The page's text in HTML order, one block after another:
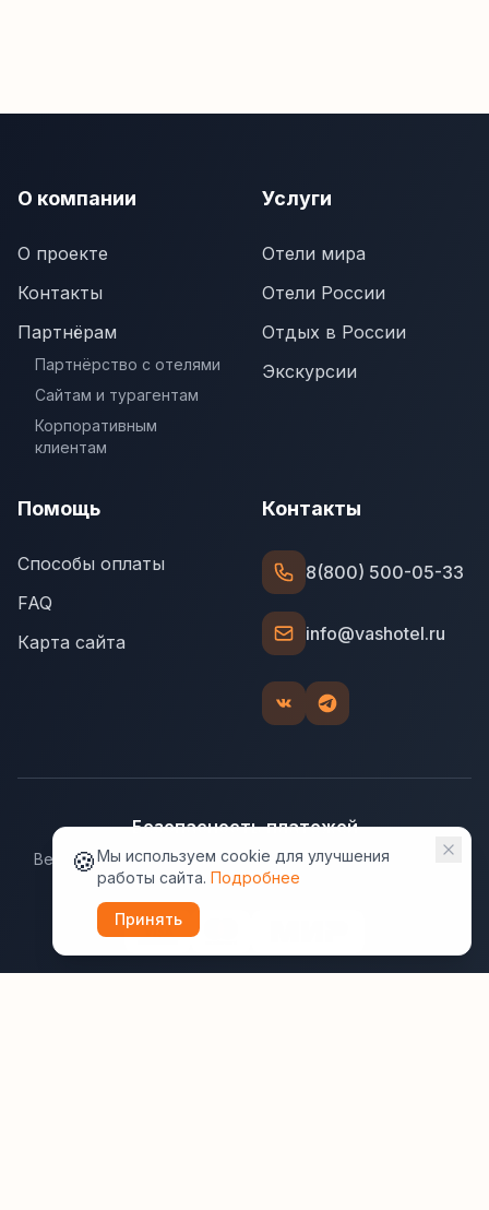
О компании
О проекте
Контакты
Партнёрам
Партнёрство с отелями
Сайтам и турагентам
Корпоративным
клиентам
Услуги
Отели мира
Отели России
Отдых в России
Экскурсии
Помощь
Способы оплаты
FAQ
Карта сайта
Контакты
8(800) 500-05-33
info@vashotel.ru
Безопасность платежей
Ведущие платёжные системы гарантируют надёжную
защиту данных.
🍪Мы используем cookie для улучшения
работы сайта. Подробнее
Принять